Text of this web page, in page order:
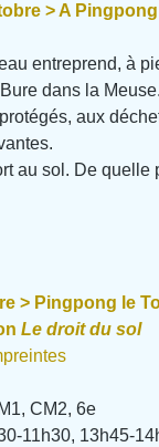
> A
entreprend, à
dans la
aux
au sol. De
> Pingpong le
Le droit du sol
CM2, 6e
11h30, 13h45-